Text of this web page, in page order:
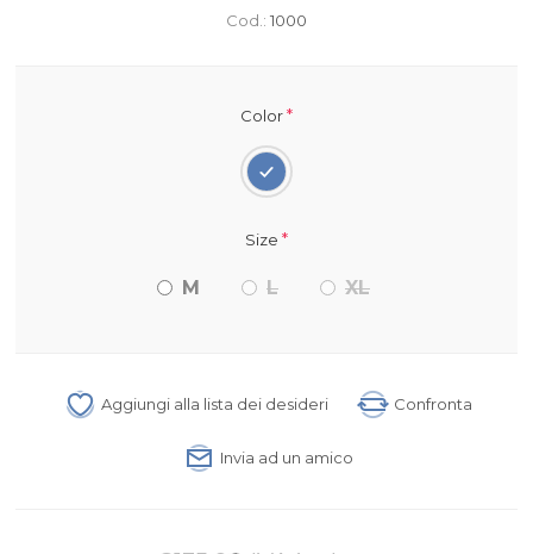
Cod.: 1000
Color*
Size *
M L XL
Aggiungi alla lista dei desideri Confronta
Invia ad un amico